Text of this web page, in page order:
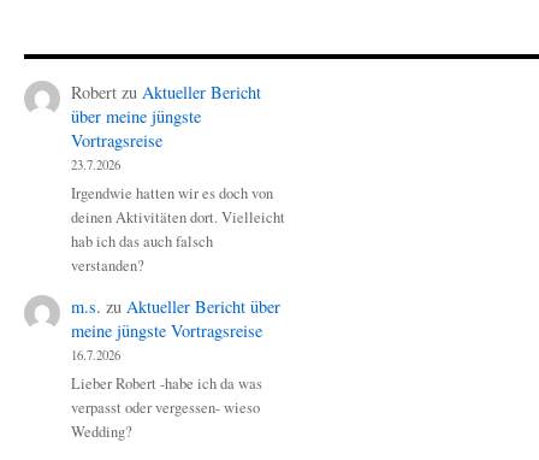
Robert zu Aktueller Bericht
über meine jüngste
Vortragsreise
23.7.2026
Irgendwie hatten wir es doch von
deinen Aktivitäten dort. Vielleicht
hab ich das auch falsch
verstanden?
m.s. zu Aktueller Bericht über
meine jüngste Vortragsreise
16.7.2026
Lieber Robert -habe ich da was
verpasst oder vergessen- wieso
Wedding?